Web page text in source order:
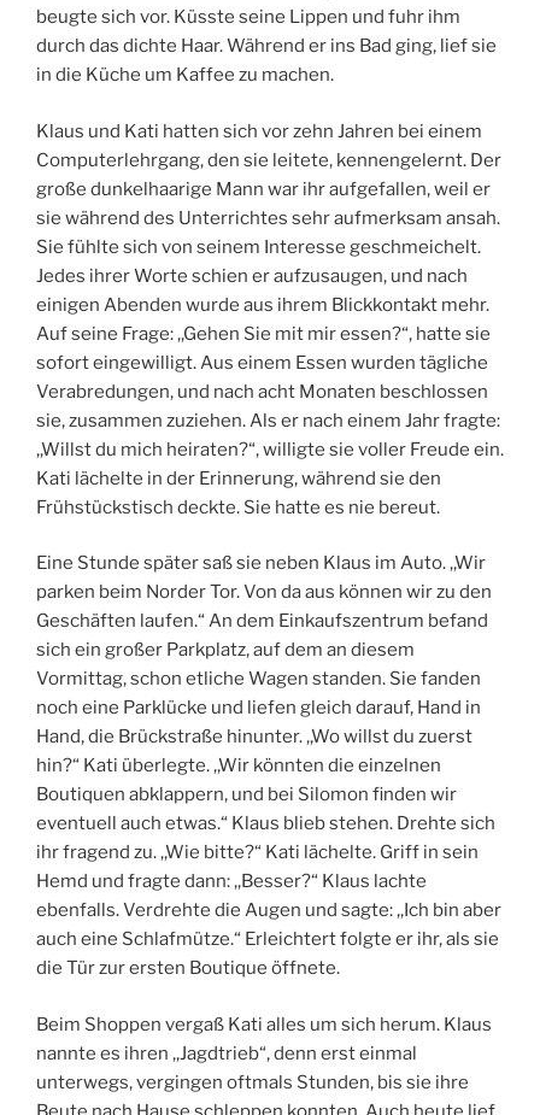
beugte sich vor. Küsste seine Lippen und fuhr ihm
durch das dichte Haar. Während er ins Bad ging, lief sie
in die Küche um Kaffee zu machen.
Klaus und Kati hatten sich vor zehn Jahren bei einem
Computerlehrgang, den sie leitete, kennengelernt. Der
große dunkelhaarige Mann war ihr aufgefallen, weil er
sie während des Unterrichtes sehr aufmerksam ansah.
Sie fühlte sich von seinem Interesse geschmeichelt.
Jedes ihrer Worte schien er aufzusaugen, und nach
einigen Abenden wurde aus ihrem Blickkontakt mehr.
Auf seine Frage: ,,Gehen Sie mit mir essen?“, hatte sie
sofort eingewilligt. Aus einem Essen wurden tägliche
Verabredungen, und nach acht Monaten beschlossen
sie, zusammen zuziehen. Als er nach einem Jahr fragte:
,,Willst du mich heiraten?“, willigte sie voller Freude ein.
Kati lächelte in der Erinnerung, während sie den
Frühstückstisch deckte. Sie hatte es nie bereut.
Eine Stunde später saß sie neben Klaus im Auto. ,,Wir
parken beim Norder Tor. Von da aus können wir zu den
Geschäften laufen.“ An dem Einkaufszentrum befand
sich ein großer Parkplatz, auf dem an diesem
Vormittag, schon etliche Wagen standen. Sie fanden
noch eine Parklücke und liefen gleich darauf, Hand in
Hand, die Brückstraße hinunter. ,,Wo willst du zuerst
hin?“ Kati überlegte. ,,Wir könnten die einzelnen
Boutiquen abklappern, und bei Silomon finden wir
eventuell auch etwas.“ Klaus blieb stehen. Drehte sich
ihr fragend zu. ,,Wie bitte?“ Kati lächelte. Griff in sein
Hemd und fragte dann: ,,Besser?“ Klaus lachte
ebenfalls. Verdrehte die Augen und sagte: ,,Ich bin aber
auch eine Schlafmütze.“ Erleichtert folgte er ihr, als sie
die Tür zur ersten Boutique öffnete.
Beim Shoppen vergaß Kati alles um sich herum. Klaus
nannte es ihren ,,Jagdtrieb“, denn erst einmal
unterwegs, vergingen oftmals Stunden, bis sie ihre